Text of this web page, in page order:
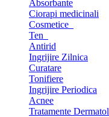
Absorbante
Ciorapi medicinali
Cosmetice
Ten
Antirid
Ingrijire Zilnica
Curatare
Tonifiere
Ingrijire Periodica
Acnee
Tratamente